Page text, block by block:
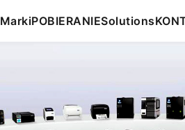
MarkiPOBIERANIESolutions